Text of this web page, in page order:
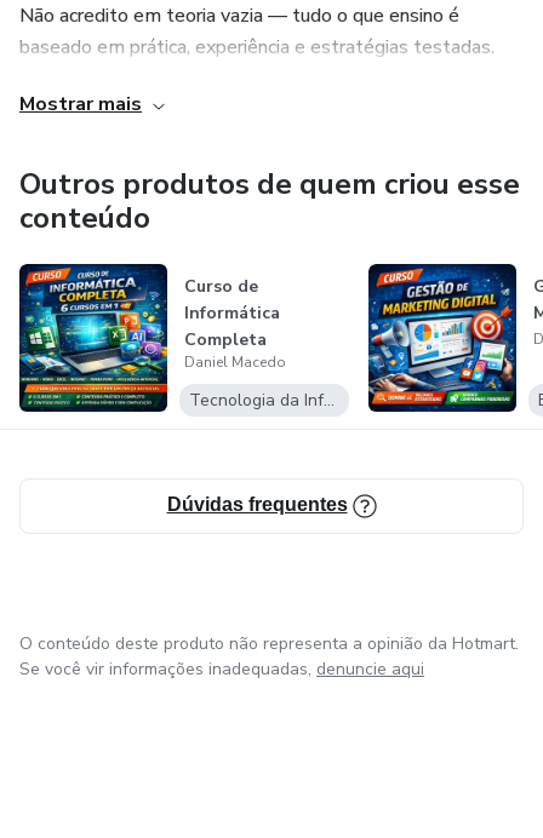
Não acredito em teoria vazia — tudo o que ensino é
baseado em prática, experiência e estratégias testadas.
Tenho facilidade em identificar as principais dificuldades
conduzindo cada pessoa de forma estratégica até o
próximo nível. Meu método é direto, sem enrolação,
pensado para quem quer sair da estagnação e conquistar
resultados concretos.
Se você busca alguém que realmente se importa com o
seu progresso, que entrega conteúdo aplicável e que te
guia com clareza e propósito, você está no lugar certo.
Aqui, o aprendizado não é apenas adquirido — ele é vivido
Mostrar mais
Outros produtos de quem criou esse
conteúdo
Curso de
Informática
Completa
Daniel Macedo
Tecnologia da Informação
Dúvidas frequentes
O conteúdo deste produto não representa a opinião da Hotmart.
Se você vir informações inadequadas, denuncie aqui